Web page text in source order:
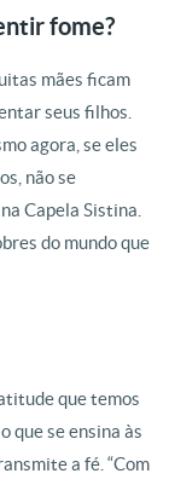
fome
oração
fome?
mães ficam
seus filhos.
agora, se eles
não se
Capela Sistina.
do mundo que
que temos
que se ensina às
a fé. “Com